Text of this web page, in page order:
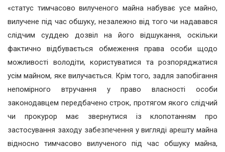
«статус тимчасово вилученого майна набуває усе майно,
вилучене під час обшуку, незалежно від того чи надавався
слідчим суддею дозвіл на його відшукання, оскільки
фактично відбувається обмеження права особи щодо
можливості володіти, користуватися та розпоряджатися
усім майном, яке вилучається. Крім того, задля запобігання
непомірного втручання у право власності особи
законодавцем передбачено строк, протягом якого слідчий
чи прокурор має звернутися із клопотанням про
застосування заходу забезпечення у вигляді арешту майна
відносно тимчасово вилученого під час обшуку майна,